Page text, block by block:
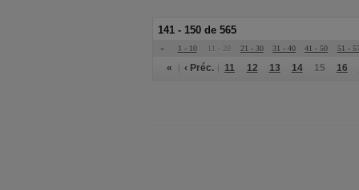
141 - 150 de 565
« 1 - 10 11 - 20 21 - 30 31 - 40 41 - 50 51 -
« ‹ Préc. 11 12 13 14 15 16